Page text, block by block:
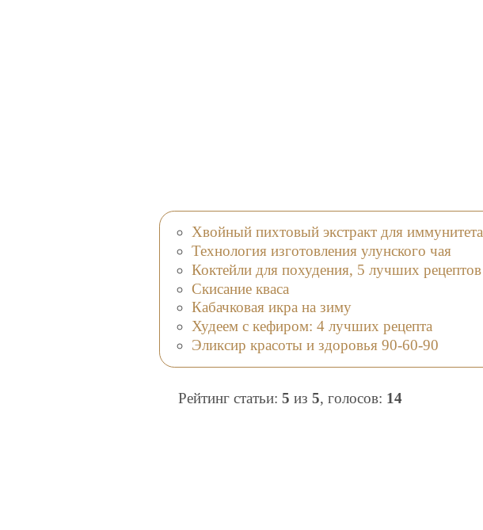
Хвойный пихтовый экстракт для иммунитета
Технология изготовления улунского чая
Коктейли для похудения, 5 лучших рецептов
Скисание кваса
Кабачковая икра на зиму
Худеем с кефиром: 4 лучших рецепта
Эликсир красоты и здоровья 90-60-90
Рейтинг статьи: 5 из 5, голосов: 14